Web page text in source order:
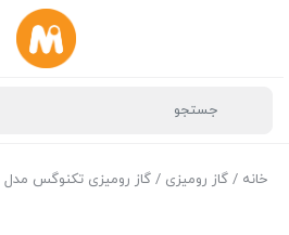
خانه / گاز رومیزی / گاز رومیزی تکنوگس مدل TTS-14632